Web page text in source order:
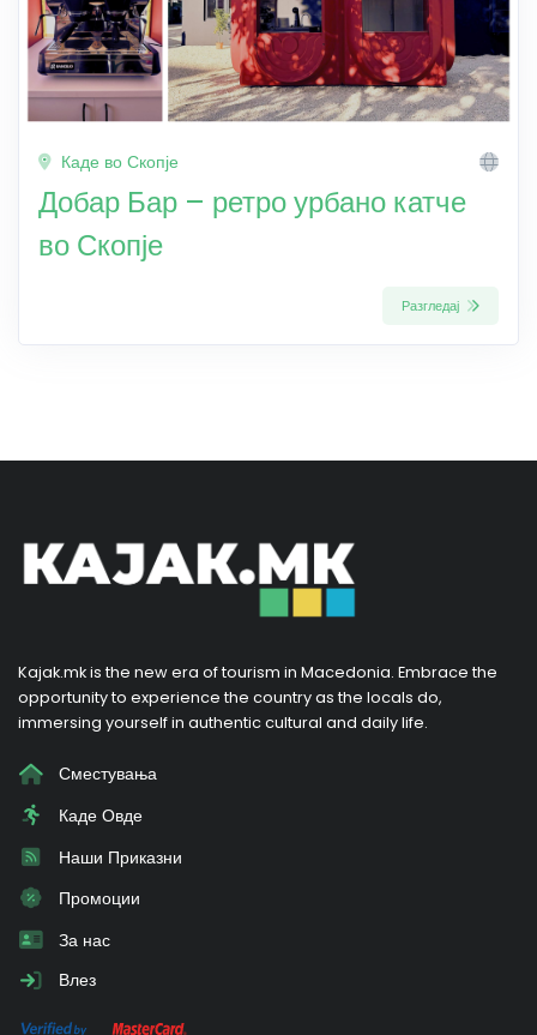
Каде во Скопје
Добар Бар – ретро урбано катче
во Скопје
Разгледај
Kajak.mk is the new era of tourism in Macedonia. Embrace the
opportunity to experience the country as the locals do,
immersing yourself in authentic cultural and daily life.
Сместувања
Каде Овде
Наши Приказни
Промоции
За нас
Влез